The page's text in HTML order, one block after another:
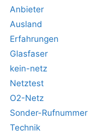
Anbieter
Ausland
Erfahrungen
Glasfaser
kein-netz
Netztest
O2-Netz
Sonder-Rufnummer
Technik